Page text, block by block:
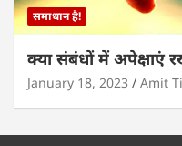
समाधान है!
क्या संबंधों में अपेक्षाएं
January 18, 2023 Amit